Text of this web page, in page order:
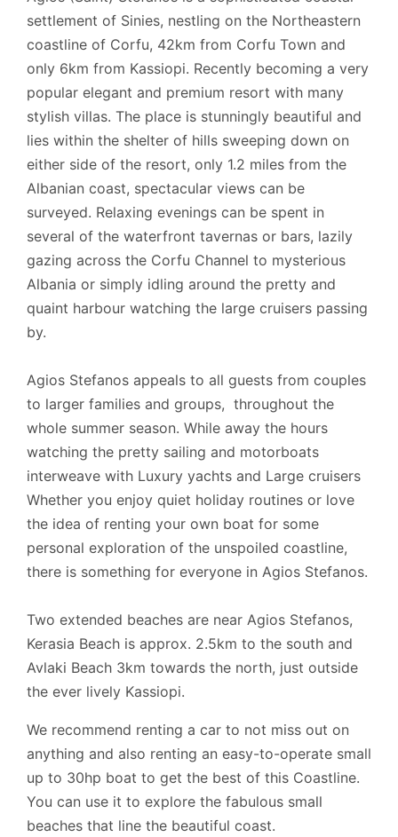
Přijímané karty: Visa, MasterCard.
Místní licence k pronájmu: MHTE:
0829K91000612900.
settlement of Sinies, nestling on the Northeastern
coastline of Corfu, 42km from Corfu Town and
only 6km from Kassiopi. Recently becoming a very
popular elegant and premium resort with many
stylish villas. The place is stunningly beautiful and
lies within the shelter of hills sweeping down on
either side of the resort, only 1.2 miles from the
Albanian coast, spectacular views can be
surveyed. Relaxing evenings can be spent in
several of the waterfront tavernas or bars, lazily
gazing across the Corfu Channel to mysterious
Albania or simply idling around the pretty and
quaint harbour watching the large cruisers passing
by.
Agios Stefanos appeals to all guests from couples
to larger families and groups, throughout the
whole summer season. While away the hours
watching the pretty sailing and motorboats
interweave with Luxury yachts and Large cruisers
Whether you enjoy quiet holiday routines or love
the idea of renting your own boat for some
personal exploration of the unspoiled coastline,
there is something for everyone in Agios Stefanos.
Two extended beaches are near Agios Stefanos,
Kerasia Beach is approx. 2.5km to the south and
Avlaki Beach 3km towards the north, just outside
the ever lively Kassiopi.
We recommend renting a car to not miss out on
anything and also renting an easy-to-operate small
up to 30hp boat to get the best of this Coastline.
You can use it to explore the fabulous small
beaches that line the beautiful coast.